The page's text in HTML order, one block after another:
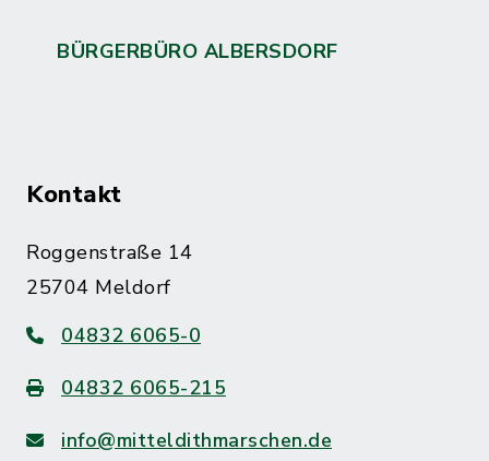
BÜRGERBÜRO ALBERSDORF
Kontakt
Roggenstraße 14
25704 Meldorf
04832 6065-0
04832 6065-215
info@mitteldithmarschen.de